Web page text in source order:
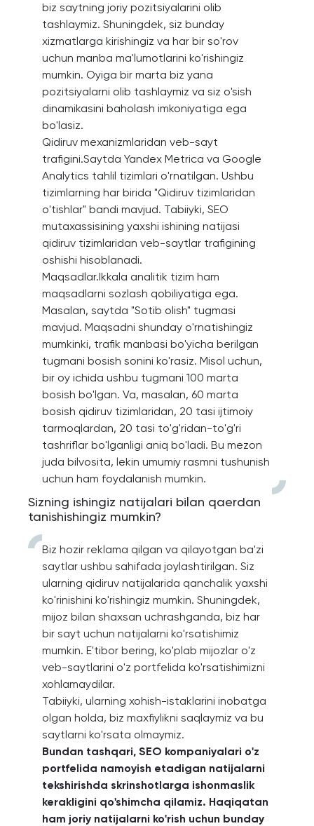
biz saytning joriy pozitsiyalarini olib
tashlaymiz. Shuningdek, siz bunday
xizmatlarga kirishingiz va har bir so'rov
uchun manba ma'lumotlarini ko'rishingiz
mumkin. Oyiga bir marta biz yana
pozitsiyalarni olib tashlaymiz va siz o'sish
dinamikasini baholash imkoniyatiga ega
bo'lasiz.
Qidiruv mexanizmlaridan veb-sayt
trafigini.Saytda Yandex Metrica va Google
Analytics tahlil tizimlari o'rnatilgan. Ushbu
tizimlarning har birida "Qidiruv tizimlaridan
o'tishlar" bandi mavjud. Tabiiyki, SEO
mutaxassisining yaxshi ishining natijasi
qidiruv tizimlaridan veb-saytlar trafigining
oshishi hisoblanadi.
Maqsadlar.Ikkala analitik tizim ham
maqsadlarni sozlash qobiliyatiga ega.
Masalan, saytda "Sotib olish" tugmasi
mavjud. Maqsadni shunday o'rnatishingiz
mumkinki, trafik manbasi bo'yicha berilgan
tugmani bosish sonini ko'rasiz. Misol uchun,
bir oy ichida ushbu tugmani 100 marta
bosish bo'lgan. Va, masalan, 60 marta
bosish qidiruv tizimlaridan, 20 tasi ijtimoiy
tarmoqlardan, 20 tasi to'g'ridan-to'g'ri
tashriflar bo'lganligi aniq bo'ladi. Bu mezon
juda bilvosita, lekin umumiy rasmni tushunish
uchun ham foydalanish mumkin.
Sizning ishingiz natijalari bilan qaerdan
tanishishingiz mumkin?
Biz hozir reklama qilgan va qilayotgan ba'zi
saytlar ushbu sahifada joylashtirilgan. Siz
ularning qidiruv natijalarida qanchalik yaxshi
ko'rinishini ko'rishingiz mumkin. Shuningdek,
mijoz bilan shaxsan uchrashganda, biz har
bir sayt uchun natijalarni ko'rsatishimiz
mumkin. E'tibor bering, ko'plab mijozlar o'z
veb-saytlarini o'z portfelida ko'rsatishimizni
xohlamaydilar.
Tabiiyki, ularning xohish-istaklarini inobatga
olgan holda, biz maxfiylikni saqlaymiz va bu
saytlarni ko'rsata olmaymiz.
Bundan tashqari, SEO kompaniyalari o'z
portfelida namoyish etadigan natijalarni
tekshirishda skrinshotlarga ishonmaslik
kerakligini qo'shimcha qilamiz. Haqiqatan
ham joriy natijalarni ko'rish uchun bunday